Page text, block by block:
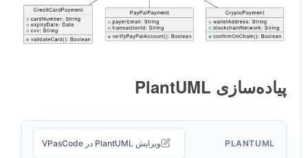
پیاده‌سازی PlantUML
PLANTUML ویرایش PlantUML در VPasCode